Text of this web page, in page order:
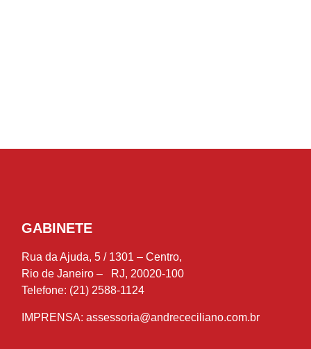
GABINETE
Rua da Ajuda, 5 / 1301 – Centro,
Rio de Janeiro – RJ, 20020-100
Telefone: (21) 2588-1124
IMPRENSA: assessoria@andrececiliano.com.br